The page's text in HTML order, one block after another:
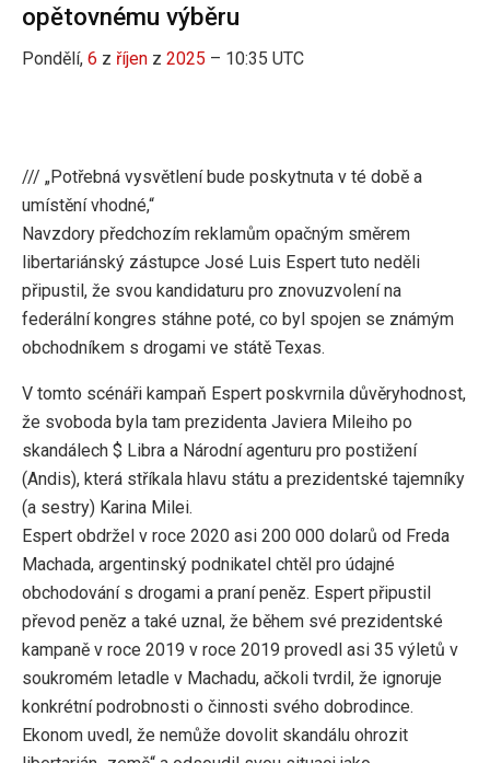
opětovnému výběru
Pondělí, 6 z říjen z 2025 – 10:35 UTC
/// „Potřebná vysvětlení bude poskytnuta v té době a
umístění vhodné,“
Navzdory předchozím reklamům opačným směrem
libertariánský zástupce José Luis Espert tuto neděli
připustil, že svou kandidaturu pro znovuzvolení na
federální kongres stáhne poté, co byl spojen se známým
obchodníkem s drogami ve státě Texas.
V tomto scénáři kampaň Espert poskvrnila důvěryhodnost,
že svoboda byla tam prezidenta Javiera Mileiho po
skandálech $ Libra a Národní agenturu pro postižení
(Andis), která stříkala hlavu státu a prezidentské tajemníky
(a sestry) Karina Milei.
Espert obdržel v roce 2020 asi 200 000 dolarů od Freda
Machada, argentinský podnikatel chtěl pro údajné
obchodování s drogami a praní peněz. Espert připustil
převod peněz a také uznal, že během své prezidentské
kampaně v roce 2019 v roce 2019 provedl asi 35 výletů v
soukromém letadle v Machadu, ačkoli tvrdil, že ignoruje
konkrétní podrobnosti o činnosti svého dobrodince.
Ekonom uvedl, že nemůže dovolit skandálu ohrozit